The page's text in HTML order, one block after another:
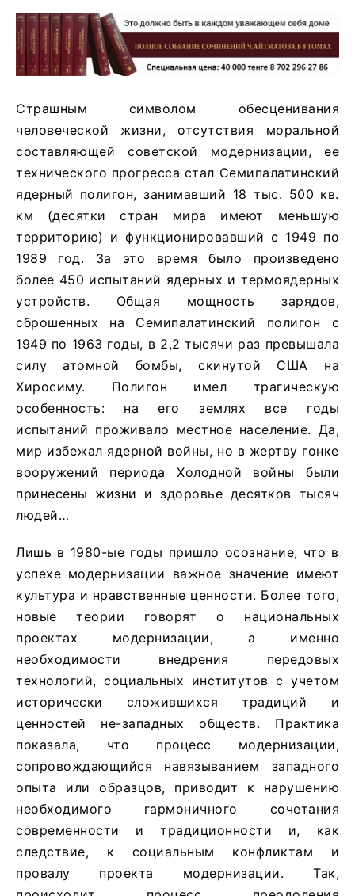
Страшным символом обесценивания
человеческой жизни, отсутствия моральной
составляющей советской модернизации, ее
технического прогресса стал Семипалатинский
ядерный полигон, занимавший 18 тыс. 500 кв.
км (десятки стран мира имеют меньшую
территорию) и функционировавший с 1949 по
1989 год. За это время было произведено
более 450 испытаний ядерных и термоядерных
устройств. Общая мощность зарядов,
сброшенных на Семипалатинский полигон с
1949 по 1963 годы, в 2,2 тысячи раз превышала
силу атомной бомбы, скинутой США на
Хиросиму. Полигон имел трагическую
особенность: на его землях все годы
испытаний проживало местное население. Да,
мир избежал ядерной войны, но в жертву гонке
вооружений периода Холодной войны были
принесены жизни и здоровье десятков тысяч
людей…
Лишь в 1980-ые годы пришло осознание, что в
успехе модернизации важное значение имеют
культура и нравственные ценности. Более того,
новые теории говорят о национальных
проектах модернизации, а именно
необходимости внедрения передовых
технологий, социальных институтов с учетом
исторически сложившихся традиций и
ценностей не-западных обществ. Практика
показала, что процесс модернизации,
сопровождающийся навязыванием западного
опыта или образцов, приводит к нарушению
необходимого гармоничного сочетания
современности и традиционности и, как
следствие, к социальным конфликтам и
провалу проекта модернизации. Так,